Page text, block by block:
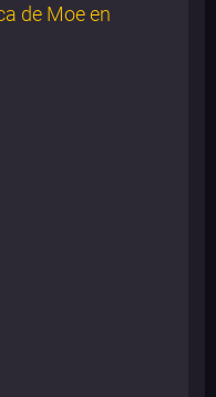
de Moe en